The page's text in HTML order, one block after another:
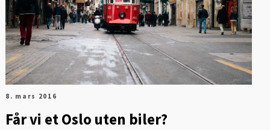
8. mars 2016
Får vi et Oslo uten biler?